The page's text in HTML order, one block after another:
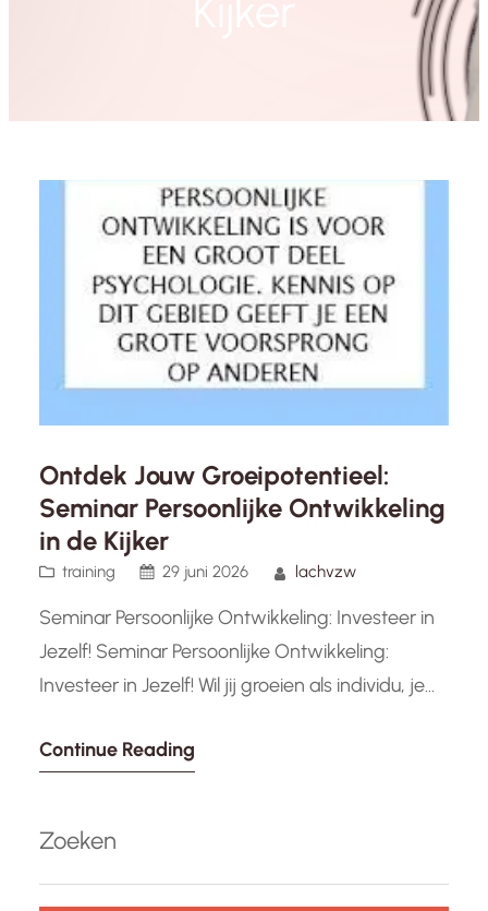
Ontdek Jouw Groeipotentieel:
Seminar Persoonlijke Ontwikkeling
in de Kijker
training 29 juni 2026 lachvzw
Seminar Persoonlijke Ontwikkeling: Investeer in
Jezelf! Seminar Persoonlijke Ontwikkeling:
Investeer in Jezelf! Wil jij groeien als individu, je
potentieel volledig benutten? Dan is een
de kans om te reflecteren op jezelf, nieuwe
inzichten op te doen…
Continue Reading
Zoeken